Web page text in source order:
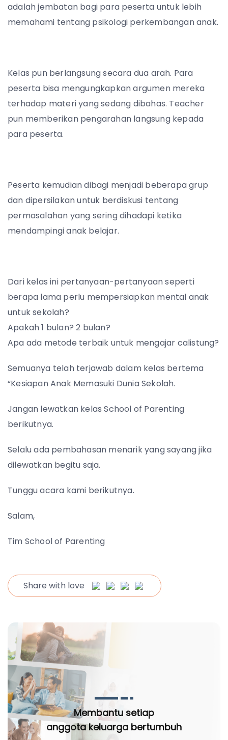
adalah jembatan bagi para peserta untuk lebih
memahami tentang psikologi perkembangan anak.
Kelas pun berlangsung secara dua arah. Para
peserta bisa mengungkapkan argumen mereka
terhadap materi yang sedang dibahas. Teacher
pun memberikan pengarahan langsung kepada
para peserta.
Peserta kemudian dibagi menjadi beberapa grup
dan dipersilakan untuk berdiskusi tentang
permasalahan yang sering dihadapi ketika
mendampingi anak belajar.
Dari kelas ini pertanyaan-pertanyaan seperti
berapa lama perlu mempersiapkan mental anak
untuk sekolah?
Apakah 1 bulan? 2 bulan?
Apa ada metode terbaik untuk mengajar calistung?
Semuanya telah terjawab dalam kelas bertema
“Kesiapan Anak Memasuki Dunia Sekolah.
Jangan lewatkan kelas School of Parenting
berikutnya.
Selalu ada pembahasan menarik yang sayang jika
dilewatkan begitu saja.
Tunggu acara kami berikutnya.
Salam,
Tim School of Parenting
Share with love
Membantu setiap
anggota keluarga bertumbuh